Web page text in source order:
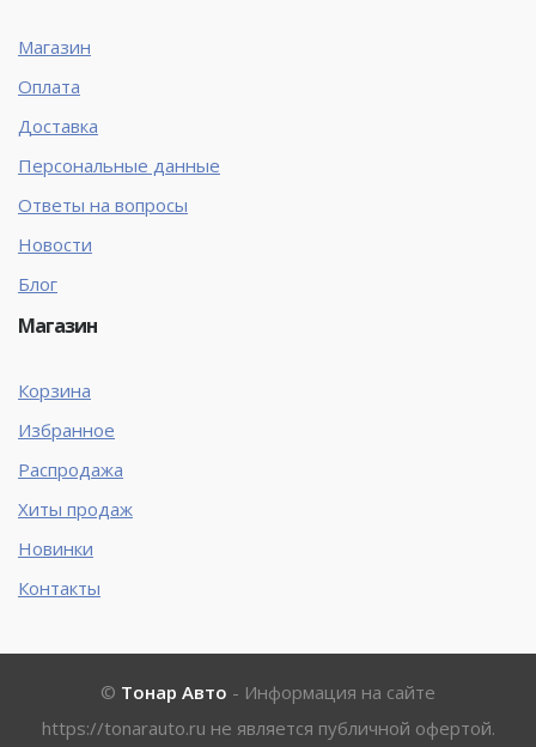
Магазин
Оплата
Доставка
Персональные данные
Ответы на вопросы
Новости
Блог
Магазин
Корзина
Избранное
Распродажа
Хиты продаж
Новинки
Контакты
© Тонар Авто - Информация на сайте
https://tonarauto.ru не является публичной офертой.